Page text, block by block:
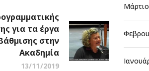
για τα έργα
στην
Ακαδημία
13/11/2019